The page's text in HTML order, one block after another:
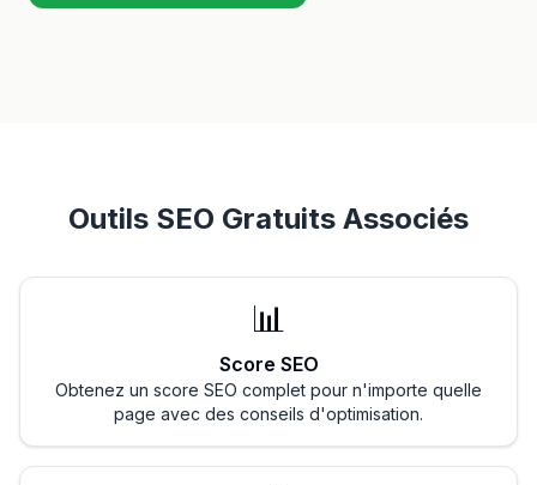
Outils SEO Gratuits Associés
📊
Score SEO
Obtenez un score SEO complet pour n'importe quelle
page avec des conseils d'optimisation.